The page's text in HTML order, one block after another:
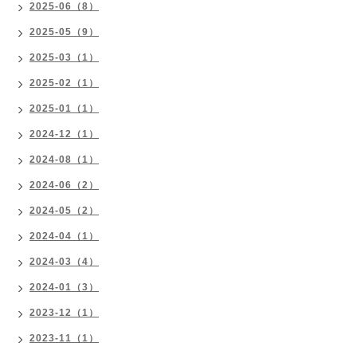
2025-06（8）
2025-05（9）
2025-03（1）
2025-02（1）
2025-01（1）
2024-12（1）
2024-08（1）
2024-06（2）
2024-05（2）
2024-04（1）
2024-03（4）
2024-01（3）
2023-12（1）
2023-11（1）